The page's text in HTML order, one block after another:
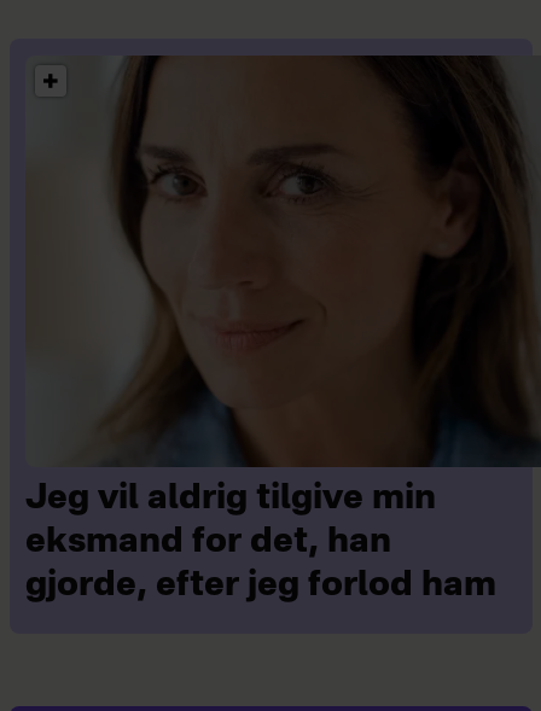
Jeg vil aldrig tilgive min
eksmand for det, han
gjorde, efter jeg forlod ham